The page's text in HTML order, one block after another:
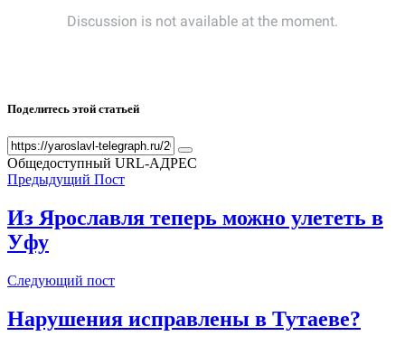
Поделитесь этой статьей
Общедоступный URL-АДРЕС
Предыдущий Пост
Из Ярославля теперь можно улететь в
Уфу
Следующий пост
Нарушения исправлены в Тутаеве?